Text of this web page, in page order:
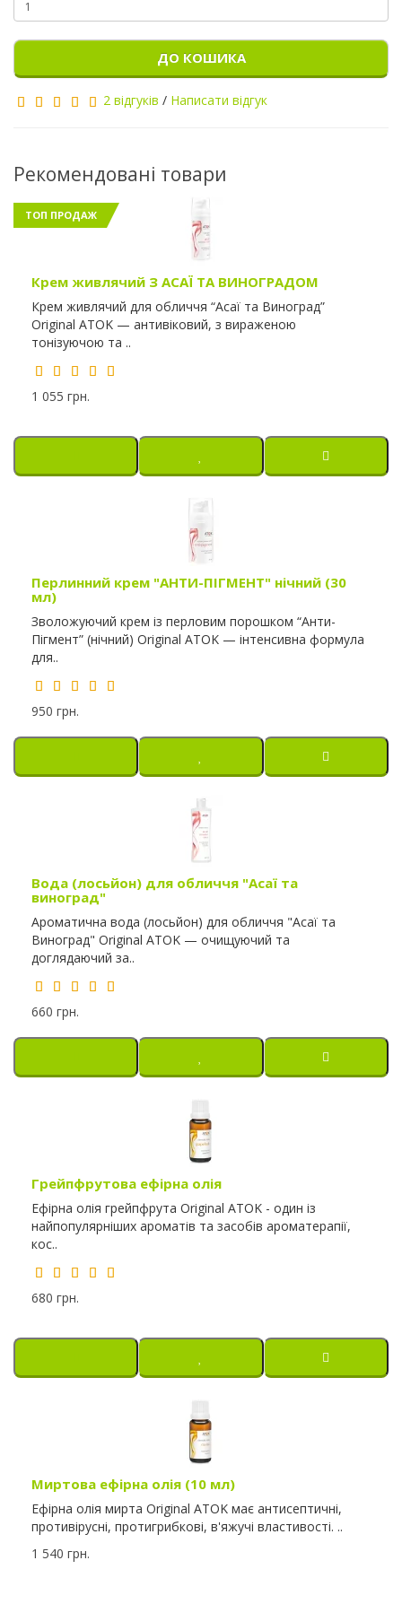
ДО КОШИКА
2 відгуків / Написати відгук
Рекомендовані товари
ТОП ПРОДАЖ
Крем живлячий З АСАЇ ТА ВИНОГРАДОМ
Крем живлячий для обличчя “Асаї та Виноград”
Original ATOK — антивіковий, з вираженою
тонізуючою та ..
1 055 грн.
Перлинний крем "АНТИ-ПІГМЕНТ" нічний (30
мл)
Зволожуючий крем із перловим порошком “Анти-
Пігмент” (нічний) Original ATOK — інтенсивна формула
для..
950 грн.
Вода (лосьйон) для обличчя "Асаї та
виноград"
Ароматична вода (лосьйон) для обличчя "Асаї та
Виноград" Original ATOK — очищуючий та
доглядаючий за..
660 грн.
Грейпфрутова ефірна олія
Ефірна олія грейпфрута Original ATOK - один із
найпопулярніших ароматів та засобів ароматерапії,
кос..
680 грн.
Миртова ефірна олія (10 мл)
Ефірна олія мирта Original ATOK має антисептичні,
противірусні, протигрибкові, в'яжучі властивості. ..
1 540 грн.